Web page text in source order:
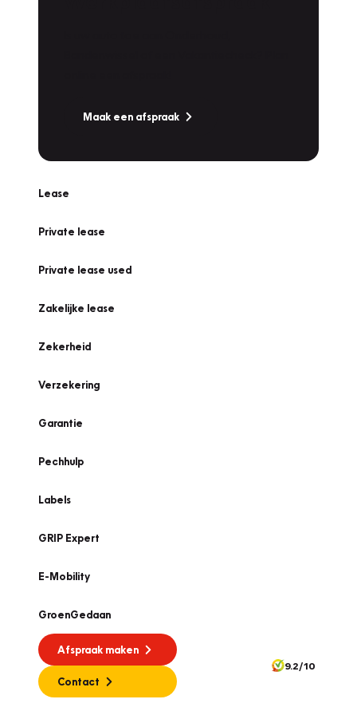
Maak een afspraak
Lease
Private lease
Private lease used
Zakelijke lease
Zekerheid
Verzekering
Garantie
Pechhulp
Labels
GRIP Expert
E-Mobility
GroenGedaan
Afspraak maken
Contact
9.2/10